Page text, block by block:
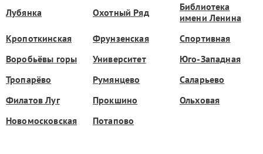
Лубянка Охотный Ряд
Библиотека
имени Ленина
Кропоткинская
Фрунзенская
Спортивная
Воробьёвы горы
Университет
Юго-Западная
Тропарёво
Румянцево
Саларьево
Филатов Луг
Прокшино
Ольховая
Новомосковская
Потапово